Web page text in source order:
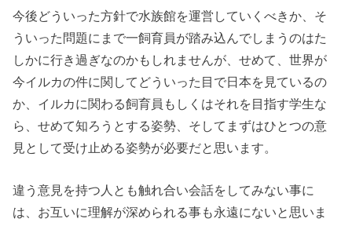
今後どういった方針で水族館を運営していくべきか、そ
ういった問題にまで一飼育員が踏み込んでしまうのはた
しかに行き過ぎなのかもしれませんが、せめて、世界が
今イルカの件に関してどういった目で日本を見ているの
か、イルカに関わる飼育員もしくはそれを目指す学生な
ら、せめて知ろうとする姿勢、そしてまずはひとつの意
見として受け止める姿勢が必要だと思います。
違う意見を持つ人とも触れ合い会話をしてみない事に
は、お互いに理解が深められる事も永遠にないと思いま